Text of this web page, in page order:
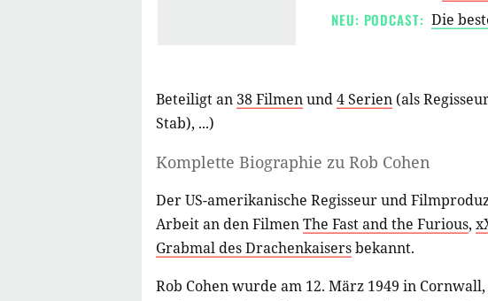
NEU: PODCAST: Die
Beteiligt an 38 Filmenund4 Serien (als
Stab), ...)
Komplette Biographie zu Rob Cohen
Der US-amerikanische Regisseur und
Arbeit an den FilmenThe Fast and the Furious,
Grabmal des Drachenkaisersbekannt.
Rob Cohen wurde am 12. März 1949 in